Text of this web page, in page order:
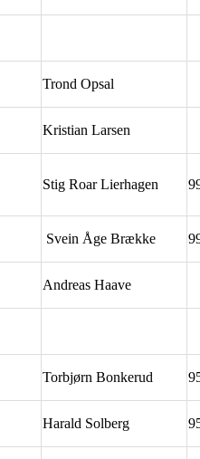
Trond Opsal
Kristian Larsen
Stig Roar Lierhagen
Svein Åge Brække
Andreas Haave
Torbjørn Bonkerud
Harald Solberg